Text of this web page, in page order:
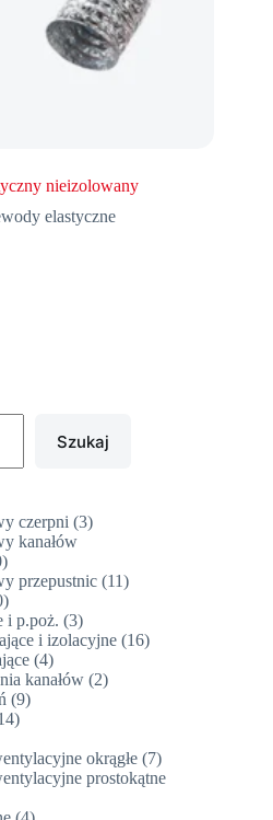
nieizolowany
elastyczne
Szukaj
czerpni 33
kanałów
10
produktów
przepustnic 1111
10
produktów
i p.poż. 33
produkty
i izolacyjne 1616
44
produkty
kanałów 22
99
14
okrągłe 77
produktów
prostokątne